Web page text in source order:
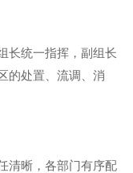
长统一指挥，副组长
的处置、流调、消
清晰，各部门有序配